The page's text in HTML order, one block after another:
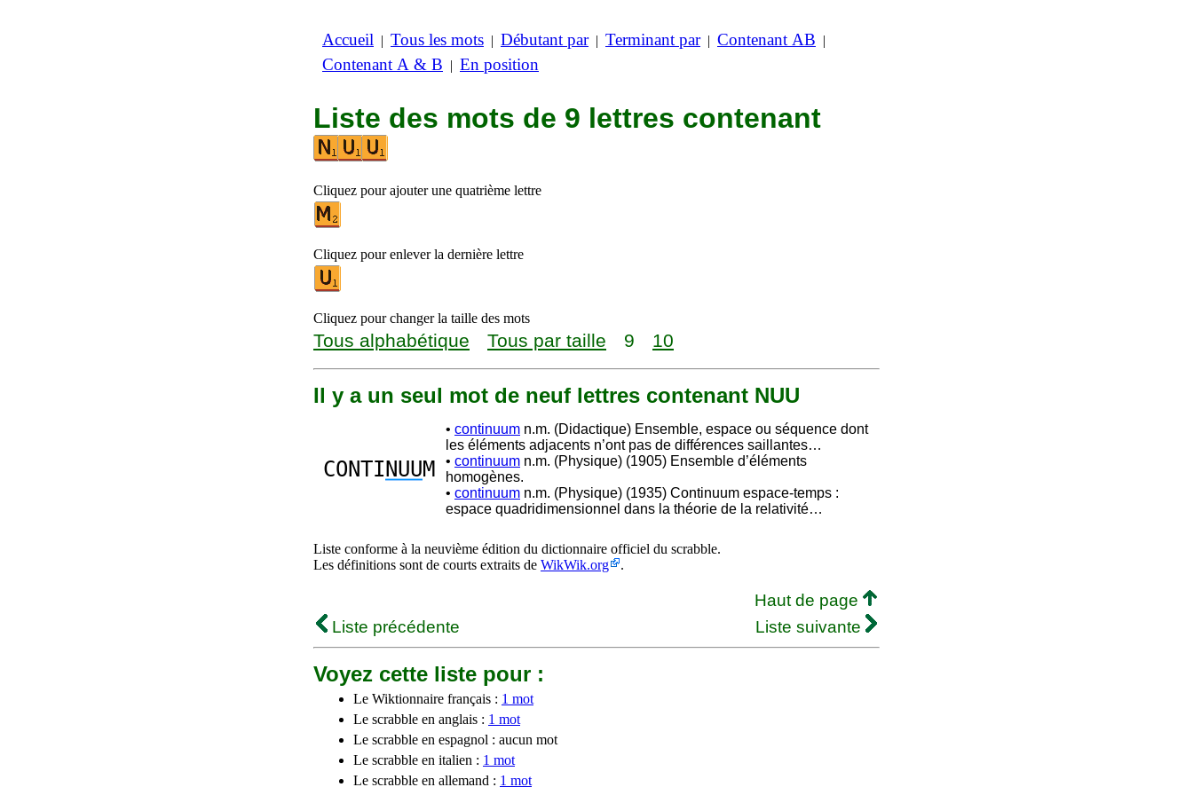
Accueil | Tous les mots | Débutant par| Terminant par| Contenant AB |
Contenant A & B | En position
Liste des mots de 9 lettres contenant
Cliquez pour ajouter une quatrième lettre
Cliquez pour enlever la dernière lettre
Cliquez pour changer la taille des mots
Tous alphabétique Tous par taille 9 10
Il y a un seul mot de neuf lettres contenant NUU
CONTI NUUM
• continuum n.m. (Didactique) Ensemble, espace ou séquence dont
les éléments adjacents n’ont pas de différences saillantes…
• continuum n.m. (Physique) (1905) Ensemble d’éléments
homogènes.
• continuum n.m. (Physique) (1935) Continuum espace-temps :
espace quadridimensionnel dans la théorie de la relativité…
Liste conforme à la neuvième édition du dictionnaire officiel du scrabble.
Les définitions sont de courts extraits de WikWik.org .
Haut de page
Liste précédente
Liste suivante
Voyez cette liste pour :
Le Wiktionnaire français : 1 mot
Le scrabble en anglais : 1 mot
Le scrabble en espagnol : aucun mot
Le scrabble en italien : 1 mot
Le scrabble en allemand : 1 mot